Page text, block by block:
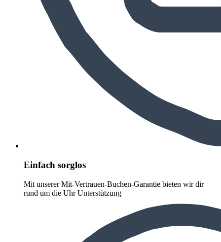
Einfach sorglos
Mit unserer Mit-Vertrauen-Buchen-Garantie bieten wir dir
rund um die Uhr Unterstützung